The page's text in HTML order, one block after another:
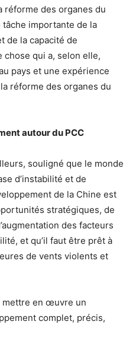
réforme des organes du
tâche importante de la
de la capacité de
chose qui a, selon elle,
pays et une expérience
réforme des organes du
autour du PCC
souligné que le monde
d’instabilité et de
de la Chine est
stratégiques, de
des facteurs
et qu’il faut être prêt à
de vents violents et
mettre en œuvre un
complet, précis,